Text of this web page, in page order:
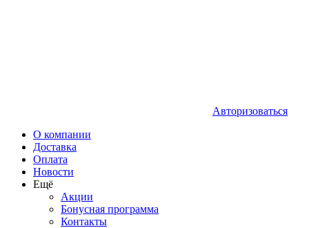
Авторизоваться
О компании
Доставка
Оплата
Новости
Ещё
Акции
Бонусная программа
Контакты